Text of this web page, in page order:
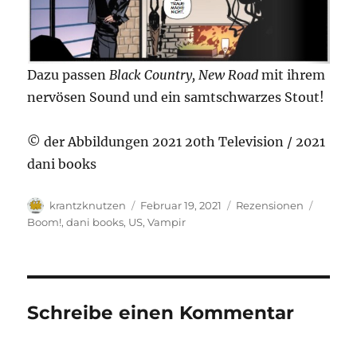
Dazu passen Black Country, New Road mit ihrem
nervösen Sound und ein samtschwarzes Stout!
© der Abbildungen 2021 20th Television / 2021
dani books
Autor
krantzknutzen
Veröffentlicht
am
Februar 19, 2021 Kategorien
Rezensionen
Boom!,dani books, US,Vampir
Schreibe einen Kommentar